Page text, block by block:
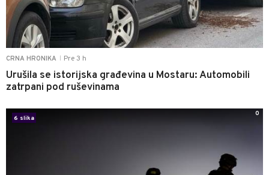
CRNA HRONIKA Pre 3 h
Urušila se istorijska građevina u Mostaru: Automobili
zatrpani pod ruševinama
6 slika
0